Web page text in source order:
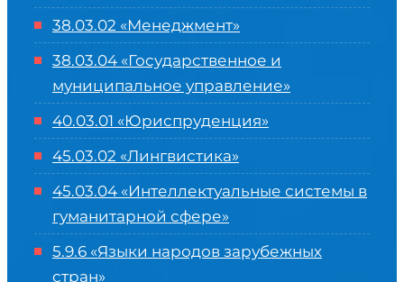
38.03.02 «Менеджмент»
38.03.04 «Государственное и
муниципальное управление»
40.03.01 «Юриспруденция»
45.03.02 «Лингвистика»
45.03.04 «Интеллектуальные системы в
гуманитарной сфере»
5.9.6 «Языки народов зарубежных
стран»